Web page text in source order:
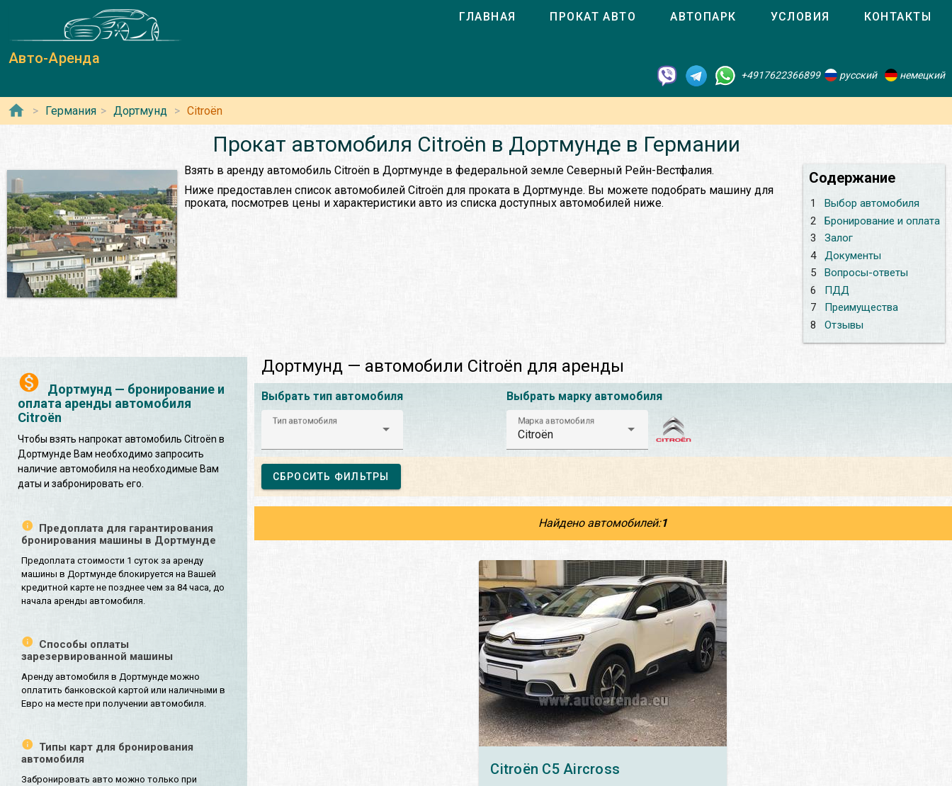
Авто-Аренда
ГЛАВНАЯ ПРОКАТ АВТО АВТОПАРК УСЛОВИЯ КОНТАКТЫ
+4917622366899 русский немецкий
Германия Дортмунд Citroën
Прокат автомобиля Citroën в Дортмунде в Германии
Содержание
1
Выбор автомобиля
2
Бронирование и оплата
3
Залог
4
Документы
5
Вопросы-ответы
6
ПДД
7
Преимущества
8
Отзывы
Взять в аренду автомобиль Citroën в Дортмунде в федеральной земле Северный Рейн-Вестфалия.
Ниже предоставлен список автомобилей Citroën для проката в Дортмунде. Вы можете подобрать машину для
проката, посмотрев цены и характеристики авто из списка доступных автомобилей ниже.
Дортмунд — бронирование и
оплата аренды автомобиля
Citroën
Чтобы взять напрокат автомобиль Citroën в
Дортмунде Вам необходимо запросить
наличие автомобиля на необходимые Вам
даты и забронировать его.
Предоплата для гарантирования
бронирования машины в Дортмунде
Предоплата стоимости 1 суток за аренду
машины в Дортмунде блокируется на Вашей
кредитной карте не позднее чем за 84 часа, до
начала аренды автомобиля.
Способы оплаты
зарезервированной машины
Аренду автомобиля в Дортмунде можно
оплатить банковской картой или наличными в
Евро на месте при получении автомобиля.
Типы карт для бронирования
автомобиля
Забронировать авто можно только при
Дортмунд — автомобили Citroën для аренды
Выбрать тип автомобиля
Тип автомобиля
Выбрать марку автомобиля
Марка автомобиля
Citroën
СБРОСИТЬ ФИЛЬТРЫ
Найдено автомобилей:1
Citroën C5 Aircross